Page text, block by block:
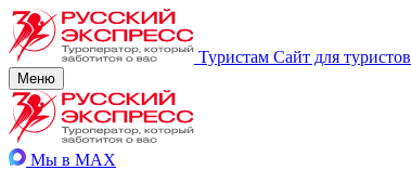
Туристам Сайт для туристов
Меню
Мы в MAX